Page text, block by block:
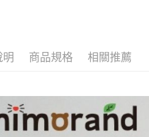
明 商品規格 相關推薦